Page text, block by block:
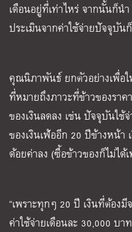
เดือนอยู่ที่เท่าไหร่ จากนั้นก็น
ประเมินจากค่าใช้จ่ายปัจจุบัน
คุณนิภาพันธ์ ยกตัวอย่างเพื่อใ
ที่หมายถึงภาวะที่ข้าวของรา
ของเงินลดลง เช่น ปัจจุบันใช้
ของเงินเฟ้ออีก 20 ปีข้างหน้า
ด้อยค่าลง (ซื้อข้าวของก็ไม่ไ
“เพราะทุกๆ 20 ปี เงินที่ต้อง
ค่าใช้จ่ายเดือนละ 30,000 บ